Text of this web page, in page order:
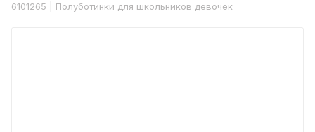
6101265 | Полуботинки для школьников девочек